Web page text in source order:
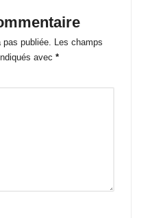
publiée.
Les champs
avec *